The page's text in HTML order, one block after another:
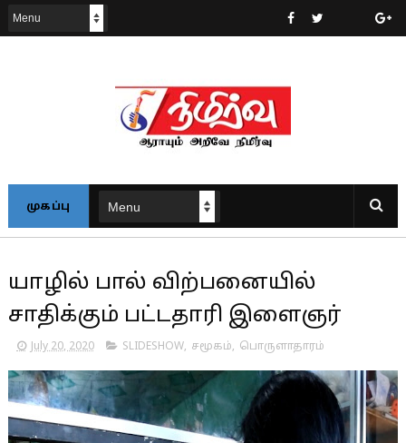
முகப்பு
யாழில் பால் விற்பனையில்
சாதிக்கும் பட்டதாரி இளைஞர்
July 20, 2020 SLIDESHOW, சமூகம், பொருளாதாரம்